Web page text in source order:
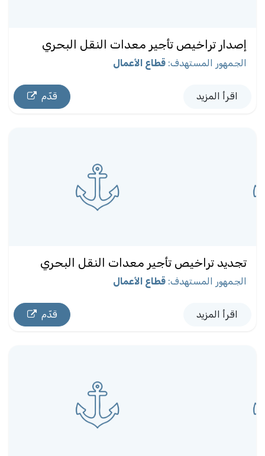
إصدار تراخيص تأجير معدات النقل البحري
الجمهور المستهدف: قطاع الأعمال
اقرأ المزيد قدّم
تجديد تراخيص تأجير معدات النقل البحري
الجمهور المستهدف: قطاع الأعمال
اقرأ المزيد قدّم